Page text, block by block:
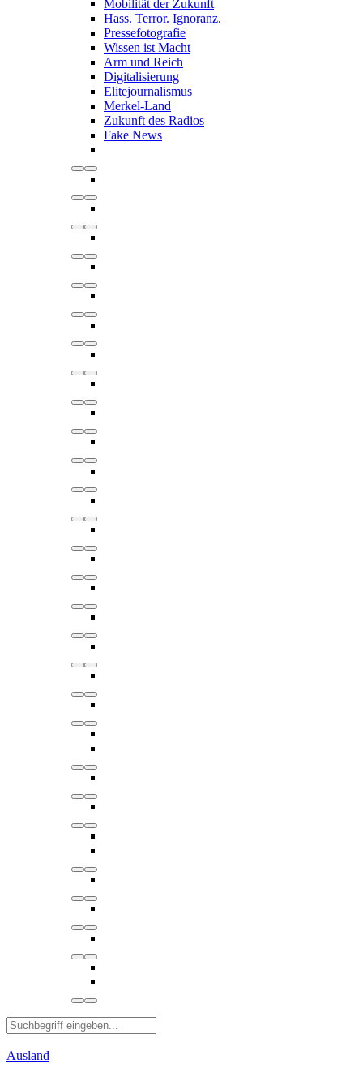
Mobilität der Zukunft
Hass. Terror. Ignoranz.
Pressefotografie
Wissen ist Macht
Arm und Reich
Digitalisierung
Elitejournalismus
Merkel-Land
Zukunft des Radios
Fake News
Ausland